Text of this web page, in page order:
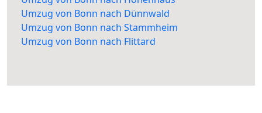
Umzug von Bonn nach Dünnwald
Umzug von Bonn nach Stammheim
Umzug von Bonn nach Flittard